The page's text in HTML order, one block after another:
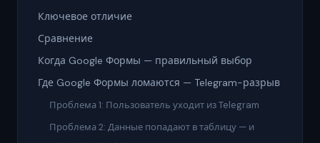
Ключевое отличие
Сравнение
Когда Google Формы — правильный выбор
Где Google Формы ломаются — Telegram-разрыв
Проблема 1: Пользователь уходит из Telegram
Проблема 2: Данные попадают в таблицу — и